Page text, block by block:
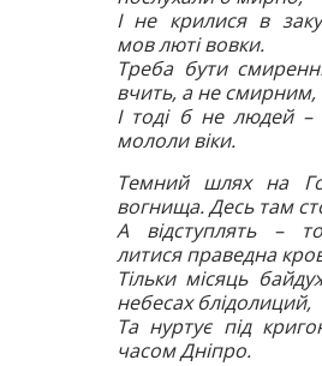
І не крилися в
мов люті вовки.
Треба бути
вчить, а не смирним,
І тоді б не людей –
мололи віки.
Темний шлях на
вогнища. Десь там
А відступлять –
литися праведна
Тільки місяць
небесах блідолиций,
Та нуртує під
часом Дніпро.